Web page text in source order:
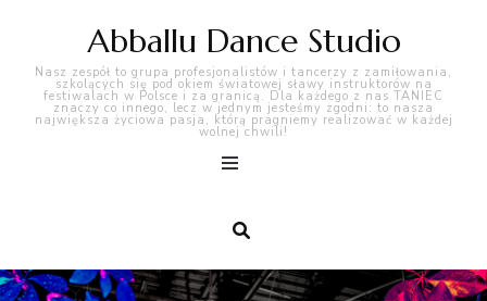
Abballu Dance Studio
Nasz zespół to grupa profesjonalistów i tancerzy z zamiłowania,
szkolących się pod okiem światowej sławy instruktorów na
festiwalach w Polsce i za granicą. Dla każdego z nas TANIEC
znaczy co innego, lecz w jednym jesteśmy zgodni: to nasza
największa życiowa pasja, którą pragniemy realizować w każdej
wolnej chwili!